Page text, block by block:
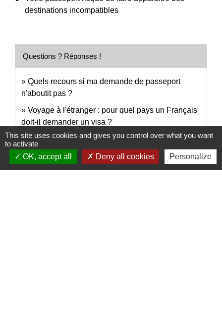
destinations incompatibles
Questions ? Réponses !
Quels recours si ma demande de passeport
n'aboutit pas ?
Voyage à l'étranger : pour quel pays un Français
doit-il demander un visa ?
Pour en savoir plus
This site uses cookies and gives you control over what you want
to activate
OK, accept all
Deny all cookies Personalize